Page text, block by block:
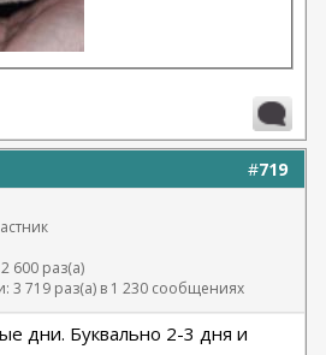
#719
600 раз(а)
3 719 раз(а) в 1 230 сообщениях
дни. Буквально 2-3 дня и